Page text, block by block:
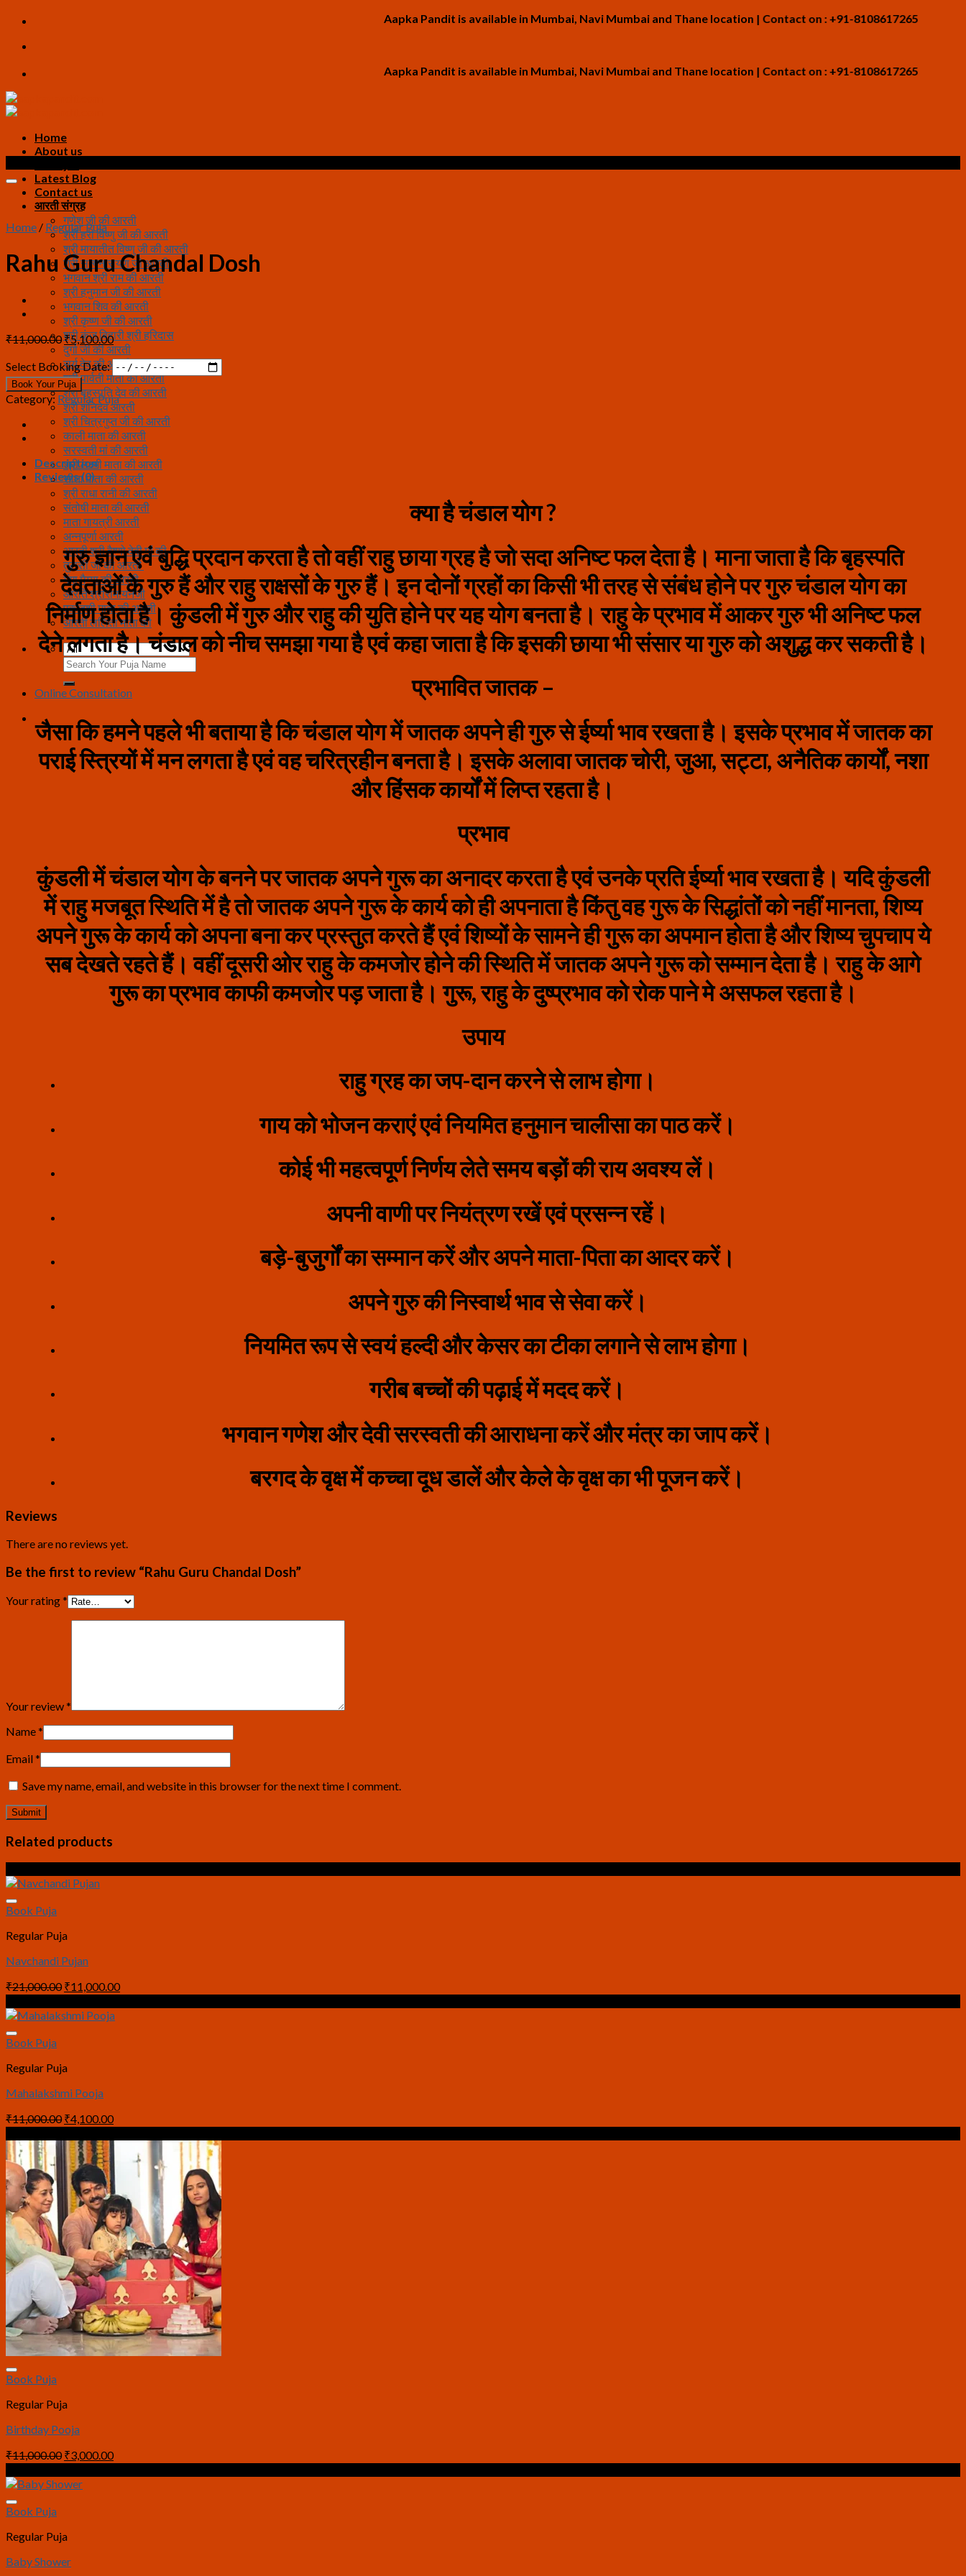
Skip
content
Aapka Pandit is available in Mumbai, Navi Mumbai and Thane location | Contact on : +91-8108617265
Aapka Pandit is available in Mumbai, Navi Mumbai and Thane location | Contact on : +91-8108617265
Home
About us
Latest Blog
Contact us
आरती संग्रह
गणेश जी की आरती
श्री हरी विष्णु जी की आरती
श्री मायातीत विष्णु जी की आरती
श्री सत्यनारायण जी आरती
भगवान श्री राम की आरती
श्री हनुमान जी की आरती
भगवान शिव की आरती
श्री कृष्ण जी की आरती
श्री कुंज बिहारी श्री हरिदास
दुर्गा जी की आरती
सूर्य देव की आरती
श्री पार्वती माता की आरती
श्री बृहस्पति देव की आरती
श्री शनिदेव आरती
श्री चित्रगुप्त जी की आरती
काली माता की आरती
सरस्वती मां की आरती
श्री लक्ष्मी माता की आरती
सीता माता की आरती
श्री राधा रानी की आरती
संतोषी माता की आरती
माता गायत्री आरती
अन्नपूर्णा आरती
आरती श्री वैष्णो देवी मां की
तुलसी जी की आरती
गंगा मैय्या की आरती
आरति श्रीरामायनजी
एकादशी माता की आरती
आरती ललिता माता की
Search
for:
Online Consultation
Home / Regular Puja
Rahu Guru Chandal Dosh
₹11,000.00Original
price
was:
₹11,000.00.
₹5,100.00Current
price
is:
₹5,100.00.
Select Booking Date:
Book Your Puja
Category: Regular Puja
Description
Reviews (0)
क्‍या है चंडाल योग ?
गुरु ज्ञान एवं बुद्धि प्रदान करता है तो वहीं राहु छाया ग्रह है जो सदा अनिष्‍ट फल देता है। माना जाता है कि बृहस्‍पति
देवताओं के गुरु हैं और राहु राक्षसों के गुरु हैं। इन दोनों ग्रहों का किसी भी तरह से संबंध होने पर गुरु चंडाल योग का
निर्माण होता है। कुंडली में गुरु और राहु की युति होने पर यह योग बनता है। राहु के प्रभाव में आकर गुरु भी अनिष्‍ट फल
देने लगता है। चंडाल को नीच समझा गया है एवं कहा जाता है कि इसकी छाया भी संसार या गुरु को अशुद्ध कर सकती है।
प्रभावित जातक –
जैसा कि हमने पहले भी बताया है कि चंडाल योग में जातक अपने ही गुरु से ईर्ष्‍या भाव रखता है। इसके प्रभाव में जातक का
पराई स्त्रियों में मन लगता है एवं वह चरित्रहीन बनता है। इसके अलावा जातक चोरी, जुआ, सट्टा, अनैतिक कार्यों, नशा
और हिंसक कार्यों में लिप्‍त रहता है।
प्रभाव
कुंडली में चंडाल योग के बनने पर जातक अपने गुरू का अनादर करता है एवं उनके प्रति ईर्ष्‍या भाव रखता है। यदि कुंडली
में राहु मजबूत स्थिति में है तो जातक अपने गुरू के कार्य को ही अपनाता है किंतु वह गुरू के सिद्धांतों को नहीं मानता, शिष्य
अपने गुरू के कार्य को अपना बना कर प्रस्तुत करते हैं एवं शिष्यों के सामने ही गुरू का अपमान होता है और शिष्य चुपचाप ये
सब देखते रहते हैं। वहीं दूसरी ओर राहु के कमजोर होने की स्थिति में जातक अपने गुरू को सम्‍मान देता है। राहु के आगे
गुरू का प्रभाव काफी कमजोर पड़ जाता है। गुरू, राहु के दुष्‍प्रभाव को रोक पाने मे असफल रहता है।
उपाय
राहु ग्रह का जप-दान करने से लाभ होगा।
गाय को भोजन कराएं एवं नियमित हनुमान चालीसा का पाठ करें।
कोई भी महत्‍वपूर्ण निर्णय लेते समय बड़ों की राय अवश्‍य लें।
अपनी वाणी पर नियंत्रण रखें एवं प्रसन्‍न रहें।
बड़े-बुजुर्गों का सम्मान करें और अपने माता-पिता का आदर करें।
अपने गुरु की निस्‍वार्थ भाव से सेवा करें।
नियमित रूप से स्वयं हल्दी और केसर का टीका लगाने से लाभ होगा।
गरीब बच्‍चों की पढ़ाई में मदद करें।
भगवान गणेश और देवी सरस्वती की आराधना करें और मंत्र का जाप करें।
बरगद के वृक्ष में कच्चा दूध डालें और केले के वृक्ष का भी पूजन करें।
Reviews
There are no reviews yet.
Be the first to review “Rahu Guru Chandal Dosh”
Your rating*
Your review*
Name*
Email*
Save my name, email, and website in this browser for the next time I comment.
Related products
Book Puja
Regular Puja
Navchandi Pujan
₹21,000.00 Original
price
was:
₹11,000.00Current
price
is:
Book Puja
Regular Puja
Mahalakshmi Pooja
₹11,000.00 Original
price
was:
₹11,000.00.
₹4,100.00Current
price
is:
₹4,100.00.
Book Puja
Regular Puja
Birthday Pooja
₹11,000.00 Original
price
was:
₹3,000.00Current
price
is:
Book Puja
Regular Puja
Baby Shower